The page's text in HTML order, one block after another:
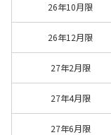
26年10月限
26年12月限
27年2月限
27年4月限
27年6月限